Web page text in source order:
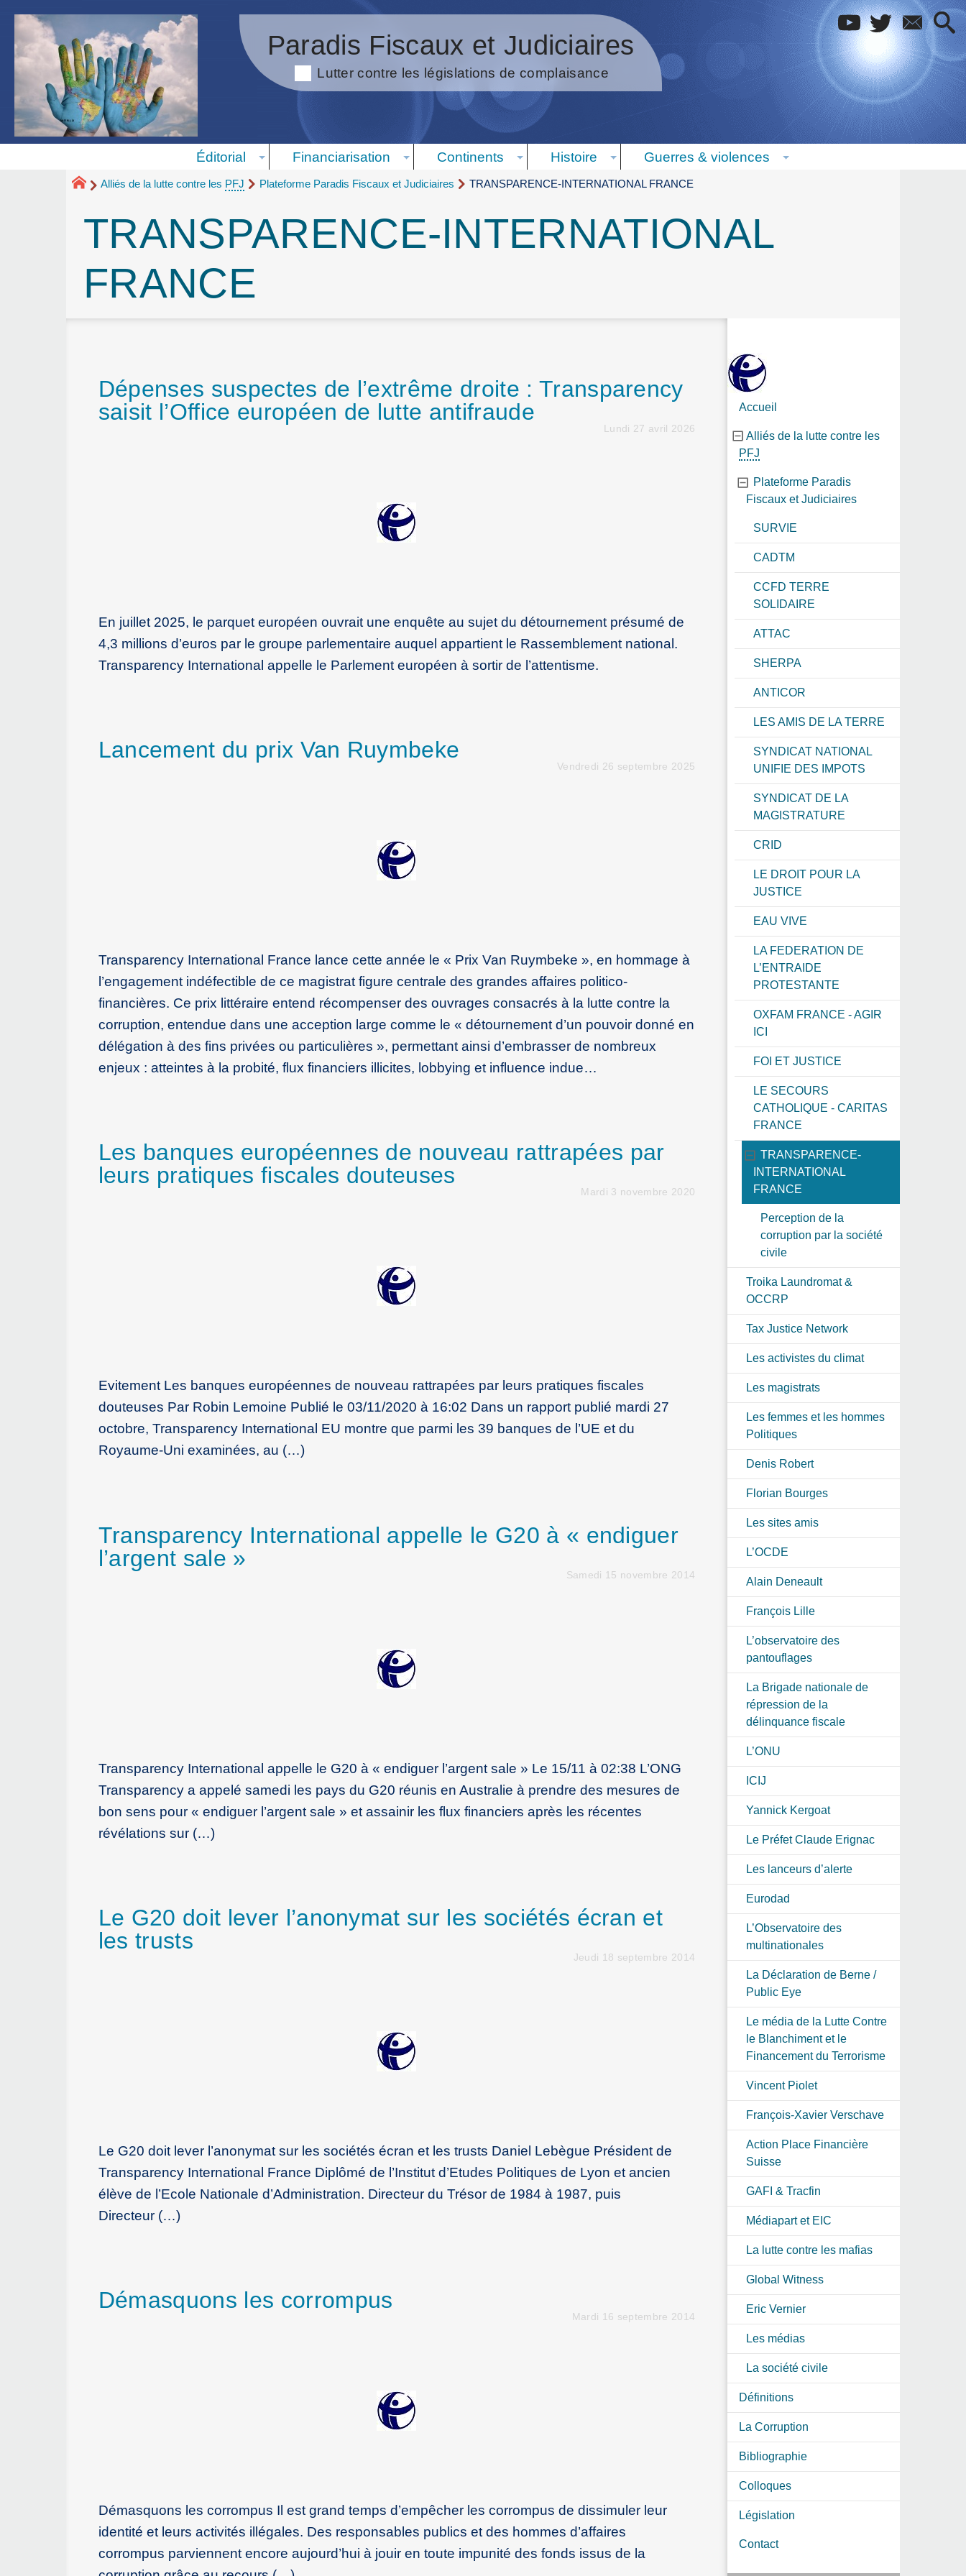
Paradis Fiscaux et Judiciaires
Lutter contre les législations de complaisance
Éditorial Financiarisation Continents Histoire Guerres & violences
Alliés de la lutte contre les PFJ Plateforme Paradis Fiscaux et Judiciaires TRANSPARENCE-INTERNATIONAL FRANCE
TRANSPARENCE-INTERNATIONAL
FRANCE
Dépenses suspectes de l’extrême droite : Transparency
saisit l’Office européen de lutte antifraude
Lundi 27 avril 2026
En juillet 2025, le parquet européen ouvrait une enquête au sujet du détournement présumé de
4,3 millions d’euros par le groupe parlementaire auquel appartient le Rassemblement national.
Transparency International appelle le Parlement européen à sortir de l’attentisme.
Lancement du prix Van Ruymbeke
Vendredi 26 septembre 2025
Transparency International France lance cette année le « Prix Van Ruymbeke », en hommage à
l’engagement indéfectible de ce magistrat figure centrale des grandes affaires politico-
financières. Ce prix littéraire entend récompenser des ouvrages consacrés à la lutte contre la
corruption, entendue dans une acception large comme le « détournement d’un pouvoir donné en
délégation à des fins privées ou particulières », permettant ainsi d’embrasser de nombreux
enjeux : atteintes à la probité, flux financiers illicites, lobbying et influence indue…
Les banques européennes de nouveau rattrapées par
leurs pratiques fiscales douteuses
Mardi 3 novembre 2020
Evitement Les banques européennes de nouveau rattrapées par leurs pratiques fiscales
douteuses Par Robin Lemoine Publié le 03/11/2020 à 16:02 Dans un rapport publié mardi 27
octobre, Transparency International EU montre que parmi les 39 banques de l’UE et du
Royaume-Uni examinées, au (…)
Transparency International appelle le G20 à « endiguer
l’argent sale »
Samedi 15 novembre 2014
Transparency International appelle le G20 à « endiguer l’argent sale » Le 15/11 à 02:38 L’ONG
Transparency a appelé samedi les pays du G20 réunis en Australie à prendre des mesures de
bon sens pour « endiguer l’argent sale » et assainir les flux financiers après les récentes
révélations sur (…)
Le G20 doit lever l’anonymat sur les sociétés écran et
les trusts
Jeudi 18 septembre 2014
Le G20 doit lever l’anonymat sur les sociétés écran et les trusts Daniel Lebègue Président de
Transparency International France Diplômé de l’Institut d’Etudes Politiques de Lyon et ancien
élève de l’Ecole Nationale d’Administration. Directeur du Trésor de 1984 à 1987, puis
Directeur (…)
Démasquons les corrompus
Mardi 16 septembre 2014
Démasquons les corrompus Il est grand temps d’empêcher les corrompus de dissimuler leur
identité et leurs activités illégales. Des responsables publics et des hommes d’affaires
corrompus parviennent encore aujourd’hui à jouir en toute impunité des fonds issus de la
Accueil
Alliés de la lutte contre les
PFJ
Plateforme Paradis
Fiscaux et Judiciaires
SURVIE
CADTM
CCFD TERRE
SOLIDAIRE
ATTAC
SHERPA
ANTICOR
LES AMIS DE LA TERRE
SYNDICAT NATIONAL
UNIFIE DES IMPOTS
SYNDICAT DE LA
MAGISTRATURE
CRID
LE DROIT POUR LA
JUSTICE
EAU VIVE
LA FEDERATION DE
L’ENTRAIDE
PROTESTANTE
OXFAM FRANCE - AGIR
ICI
FOI ET JUSTICE
LE SECOURS
CATHOLIQUE - CARITAS
FRANCE
TRANSPARENCE-
INTERNATIONAL
FRANCE
Perception de la
corruption par la société
civile
Troika Laundromat &
OCCRP
Tax Justice Network
Les activistes du climat
Les magistrats
Les femmes et les hommes
Politiques
Denis Robert
Florian Bourges
Les sites amis
L’OCDE
Alain Deneault
François Lille
L’observatoire des
pantouflages
La Brigade nationale de
répression de la
délinquance fiscale
L’ONU
ICIJ
Yannick Kergoat
Le Préfet Claude Erignac
Les lanceurs d’alerte
Eurodad
L’Observatoire des
multinationales
La Déclaration de Berne /
Public Eye
Le média de la Lutte Contre
le Blanchiment et le
Financement du Terrorisme
Vincent Piolet
François-Xavier Verschave
Action Place Financière
Suisse
GAFI & Tracfin
Médiapart et EIC
La lutte contre les mafias
Global Witness
Eric Vernier
Les médias
La société civile
Définitions
La Corruption
Bibliographie
Colloques
Législation
Contact